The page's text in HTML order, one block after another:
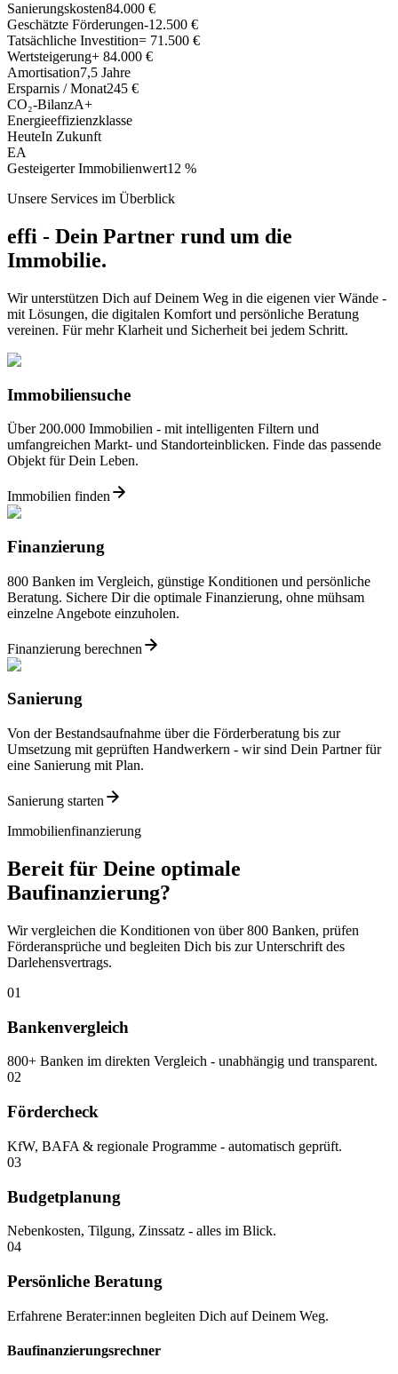
Sanierungskosten84.000 €
Geschätzte Förderungen-12.500 €
Tatsächliche Investition= 71.500 €
Wertsteigerung+ 84.000 €
Amortisation7,5 Jahre
Ersparnis / Monat245 €
CO₂-BilanzA+
Energieeffizienzklasse
HeuteIn Zukunft
EA
Gesteigerter Immobilienwert12 %
Unsere Services im Überblick
effi - Dein Partner rund um die
Immobilie.
Wir unterstützen Dich auf Deinem Weg in die eigenen vier Wände -
mit Lösungen, die digitalen Komfort und persönliche Beratung
vereinen. Für mehr Klarheit und Sicherheit bei jedem Schritt.
Immobiliensuche
Über 200.000 Immobilien - mit intelligenten Filtern und
umfangreichen Markt- und Standorteinblicken. Finde das passende
Objekt für Dein Leben.
Immobilien finden
Finanzierung
800 Banken im Vergleich, günstige Konditionen und persönliche
Beratung. Sichere Dir die optimale Finanzierung, ohne mühsam
einzelne Angebote einzuholen.
Finanzierung berechnen
Sanierung
Von der Bestandsaufnahme über die Förderberatung bis zur
Umsetzung mit geprüften Handwerkern - wir sind Dein Partner für
eine Sanierung mit Plan.
Sanierung starten
Immobilienfinanzierung
Bereit für Deine optimale
Baufinanzierung?
Wir vergleichen die Konditionen von über 800 Banken, prüfen
Förderansprüche und begleiten Dich bis zur Unterschrift des
Darlehensvertrags.
01
Bankenvergleich
800+ Banken im direkten Vergleich - unabhängig und transparent.
02
Fördercheck
KfW, BAFA & regionale Programme - automatisch geprüft.
03
Budgetplanung
Nebenkosten, Tilgung, Zinssatz - alles im Blick.
04
Persönliche Beratung
Erfahrene Berater:innen begleiten Dich auf Deinem Weg.
Baufinanzierungsrechner